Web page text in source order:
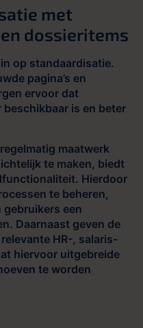
met
dossieritems
op standaardisatie.
pagina’s en
ervoor dat
is en beter
maatwerk
te maken, biedt
Hierdoor
te beheren,
een
Daarnaast geven de
HR-, salaris-
hiervoor uitgebreide
te worden